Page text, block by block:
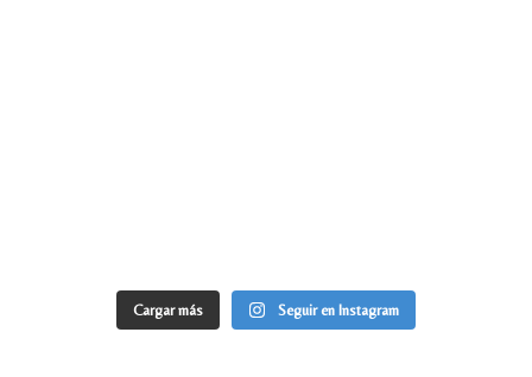
Cargar más Seguir en Instagram